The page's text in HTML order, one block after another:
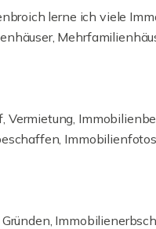
lerne ich viele